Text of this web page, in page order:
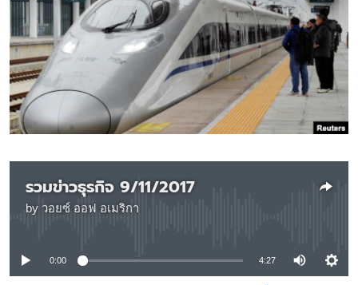
การ
ค้นหา
สังคมและสุขภาพ
ไลฟ์สไตล์
ตรวจสอบข่าว
เรียนรู้ภาษาอังกฤษ
พอดคาสต์
รวมข่าวธุรกิจ 9/11/2017
by วอยซ์ ออฟ อเมริกา
No media source currently available
0:00 4:27